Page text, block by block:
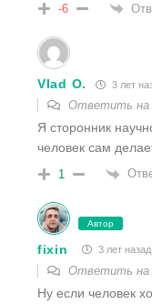
-6
Vlad O. 3 лет
Ответить на
Я сторонник
человек сам
1
Автор
fixin 3 лет назад
Ответить на
Ну если человек